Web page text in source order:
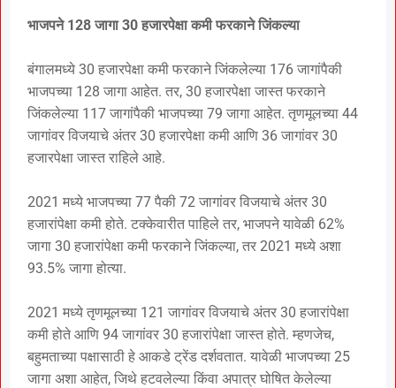
भाजपने 128 जागा 30 हजारपेक्षा कमी फरकाने जिंकल्या
बंगालमध्ये 30 हजारपेक्षा कमी फरकाने जिंकलेल्या 176 जागांपैकी
भाजपच्या 128 जागा आहेत. तर, 30 हजारपेक्षा जास्त फरकाने
जिंकलेल्या 117 जागांपैकी भाजपच्या 79 जागा आहेत. तृणमूलच्या 44
जागांवर विजयाचे अंतर 30 हजारपेक्षा कमी आणि 36 जागांवर 30
हजारपेक्षा जास्त राहिले आहे.
2021 मध्ये भाजपच्या 77 पैकी 72 जागांवर विजयाचे अंतर 30
हजारांपेक्षा कमी होते. टक्केवारीत पाहिले तर, भाजपने यावेळी 62%
जागा 30 हजारांपेक्षा कमी फरकाने जिंकल्या, तर 2021 मध्ये अशा
93.5% जागा होत्या.
2021 मध्ये तृणमूलच्या 121 जागांवर विजयाचे अंतर 30 हजारांपेक्षा
कमी होते आणि 94 जागांवर 30 हजारांपेक्षा जास्त होते. म्हणजेच,
बहुमताच्या पक्षासाठी हे आकडे ट्रेंड दर्शवतात. यावेळी भाजपच्या 25
जागा अशा आहेत, जिथे हटवलेल्या किंवा अपात्र घोषित केलेल्या